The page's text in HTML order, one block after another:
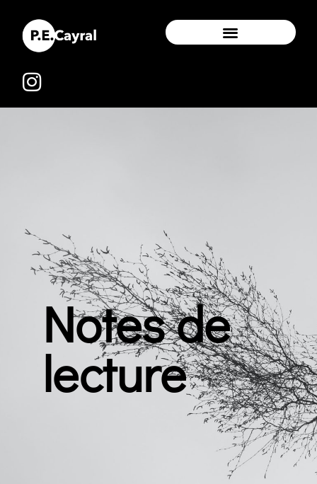
Notes de
lecture